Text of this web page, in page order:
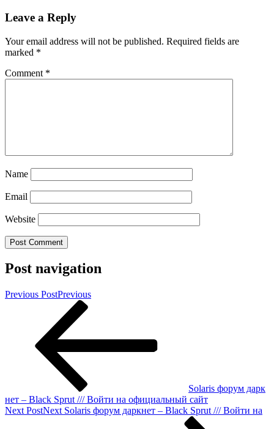
Leave a Reply
Your email address will not be published. Required fields are
marked *
Comment *
Name
Email
Website
Post navigation
Previous PostPrevious
Solaris форум дарк
нет – Black Sprut /// Войти на официальный сайт
Next PostNext Solaris форум даркнет – Black Sprut /// Войти на